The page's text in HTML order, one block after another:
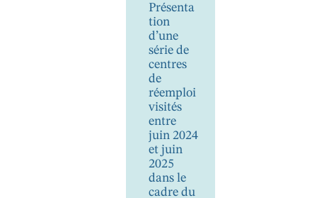
Présenta
tion
d’une
série de
centres
de
réemploi
visités
entre
juin 2024
et juin
2025
dans le
cadre du